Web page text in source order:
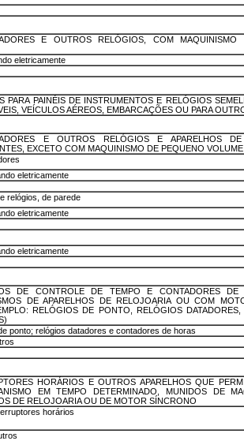
E OUTROS RELÓGIOS, COM MAQUINISMO
eletricamente
PARA PAINÉIS DE INSTRUMENTOS E RELÓGIOS
VEÍCULOS AÉREOS, EMBARCAÇÕES OU PARA
E OUTROS RELÓGIOS E APARELHOS DE
EXCETO COM MAQUINISMO DE PEQUENO VOLUME
eletricamente
relógios, de parede
eletricamente
eletricamente
DE CONTROLE DE TEMPO E CONTADORES DE
DE APARELHOS DE RELOJOARIA OU COM
RELÓGIOS DE PONTO, RELÓGIOS DATADORES,
ponto; relógios datadores e contadores de horas
HORÁRIOS E OUTROS APARELHOS QUE
EM TEMPO DETERMINADO, MUNIDOS DE
DE RELOJOARIA OU DE MOTOR SÍNCRONO
horários